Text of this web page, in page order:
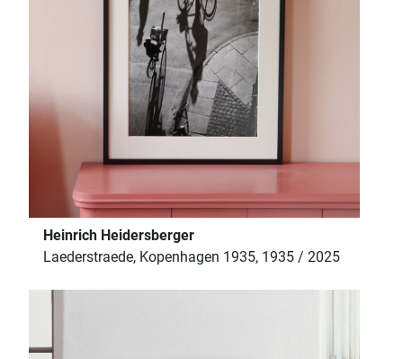
Heinrich Heidersberger
Laederstraede, Kopenhagen 1935, 1935 / 2025